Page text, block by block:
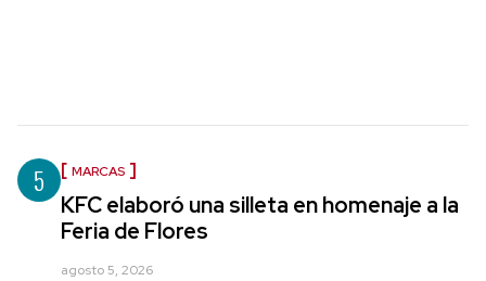
5 MARCAS
KFC elaboró una silleta en homenaje a la
Feria de Flores
agosto 5, 2026